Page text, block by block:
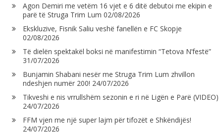
Agon Demiri me vetëm 16 vjet e 6 ditë debutoi me ekipin e
parë të Struga Trim Lum 02/08/2026
Ekskluzive, Fisnik Saliu veshë fanellën e FC Skopje
02/08/2026
Të dielën spektakël boksi në manifestimin “Tetova N’festë”
31/07/2026
Bunjamin Shabani nesër me Struga Trim Lum zhvillon
ndeshjen numër 200! 24/07/2026
Tikveshi e nis vrrullshëm sezonin e ri në Ligën e Parë (VIDEO)
24/07/2026
FFM vjen me një super lajm për tifozët e Shkëndijës!
24/07/2026